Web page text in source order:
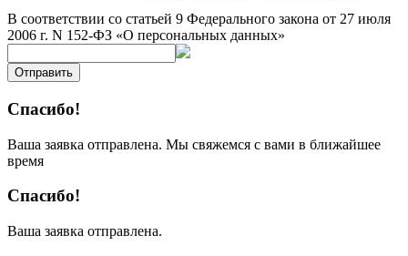
В соответствии со статьей 9 Федерального закона от 27 июля
2006 г. N 152-ФЗ «О персональных данных»
Отправить
Спасибо!
Ваша заявка отправлена. Мы свяжемся с вами в ближайшее
время
Спасибо!
Ваша заявка отправлена.